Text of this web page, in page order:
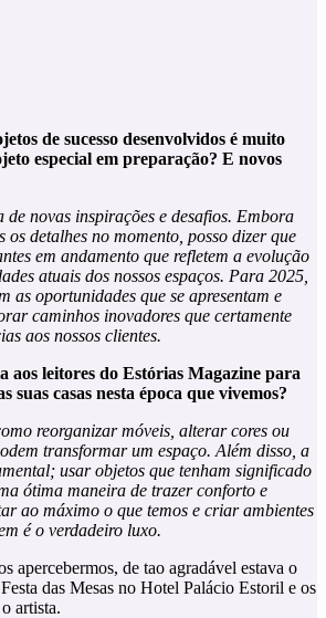
de sucesso desenvolvidos é muito
especial em preparação? E novos
de novas inspirações e desafios. Embora
os detalhes no momento, posso dizer que
em andamento que refletem a evolução
atuais dos nossos espaços. Para 2025,
as oportunidades que se apresentam e
caminhos inovadores que certamente
aos nossos clientes.
aos leitores do Estórias Magazine para
casas nesta época que vivemos?
reorganizar móveis, alterar cores ou
transformar um espaço. Além disso, a
usar objetos que tenham significado
ótima maneira de trazer conforto e
ao máximo o que temos e criar ambientes
é o verdadeiro luxo.
apercebermos, de tao agradável estava o
das Mesas no Hotel Palácio Estoril e os
artista.